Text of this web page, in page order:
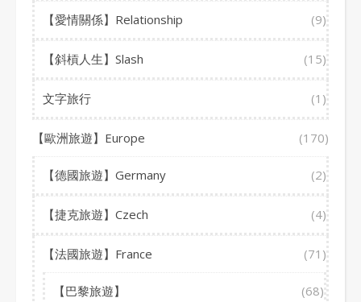
【愛情關係】Relationship (9)
【斜槓人生】Slash (15)
文字旅行 (1)
【歐洲旅遊】Europe (170)
【德國旅遊】Germany (2)
【捷克旅遊】Czech (4)
【法國旅遊】France (71)
【巴黎旅遊】 (68)